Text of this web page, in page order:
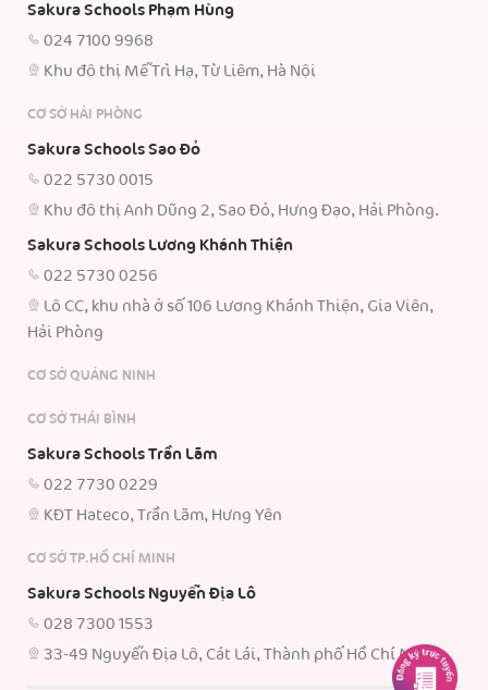
Sakura Schools Phạm Hùng
024 7100 9968
Khu đô thị Mễ Trì Hạ, Từ Liêm, Hà Nội
CƠ SỞ HẢI PHÒNG
Sakura Schools Sao Đỏ
022 5730 0015
Khu đô thị Anh Dũng 2, Sao Đỏ, Hưng Đạo, Hải Phòng.
Sakura Schools Lương Khánh Thiện
022 5730 0256
Lô CC, khu nhà ở số 106 Lương Khánh Thiện, Gia Viên,
Hải Phòng
CƠ SỞ QUẢNG NINH
CƠ SỞ THÁI BÌNH
Sakura Schools Trần Lãm
022 7730 0229
KĐT Hateco, Trần Lãm, Hưng Yên
CƠ SỞ TP.HỒ CHÍ MINH
Sakura Schools Nguyễn Địa Lô
028 7300 1553
33-49 Nguyễn Địa Lô, Cát Lái, Thành phố Hồ Chí Minh.